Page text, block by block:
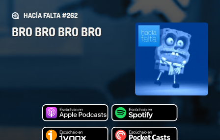
HACÍA FALTA #262
BRO BRO BRO BRO